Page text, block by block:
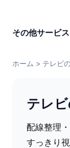
その他サービス
ホーム > テレビ
テレ
配線整理
すっきり視